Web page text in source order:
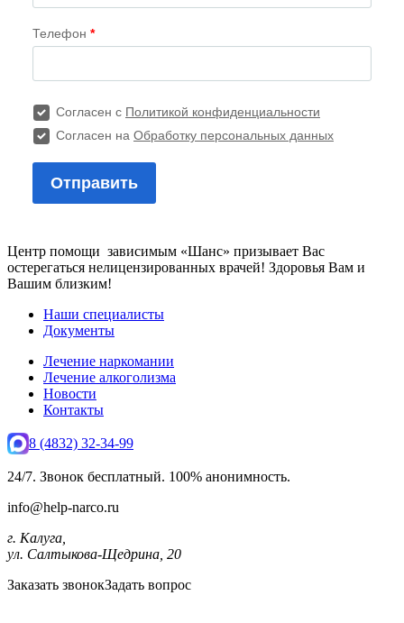
Центр помощи зависимым «Шанс» призывает Вас
остерегаться нелицензированных врачей! Здоровья Вам и
Вашим близким!
Наши специалисты
Документы
Лечение наркомании
Лечение алкоголизма
Новости
Контакты
8 (4832) 32-34-99
24/7. Звонок бесплатный. 100% анонимность.
info@help-narco.ru
г. Калуга,
ул. Салтыкова-Щедрина, 20
Заказать звонокЗадать вопрос